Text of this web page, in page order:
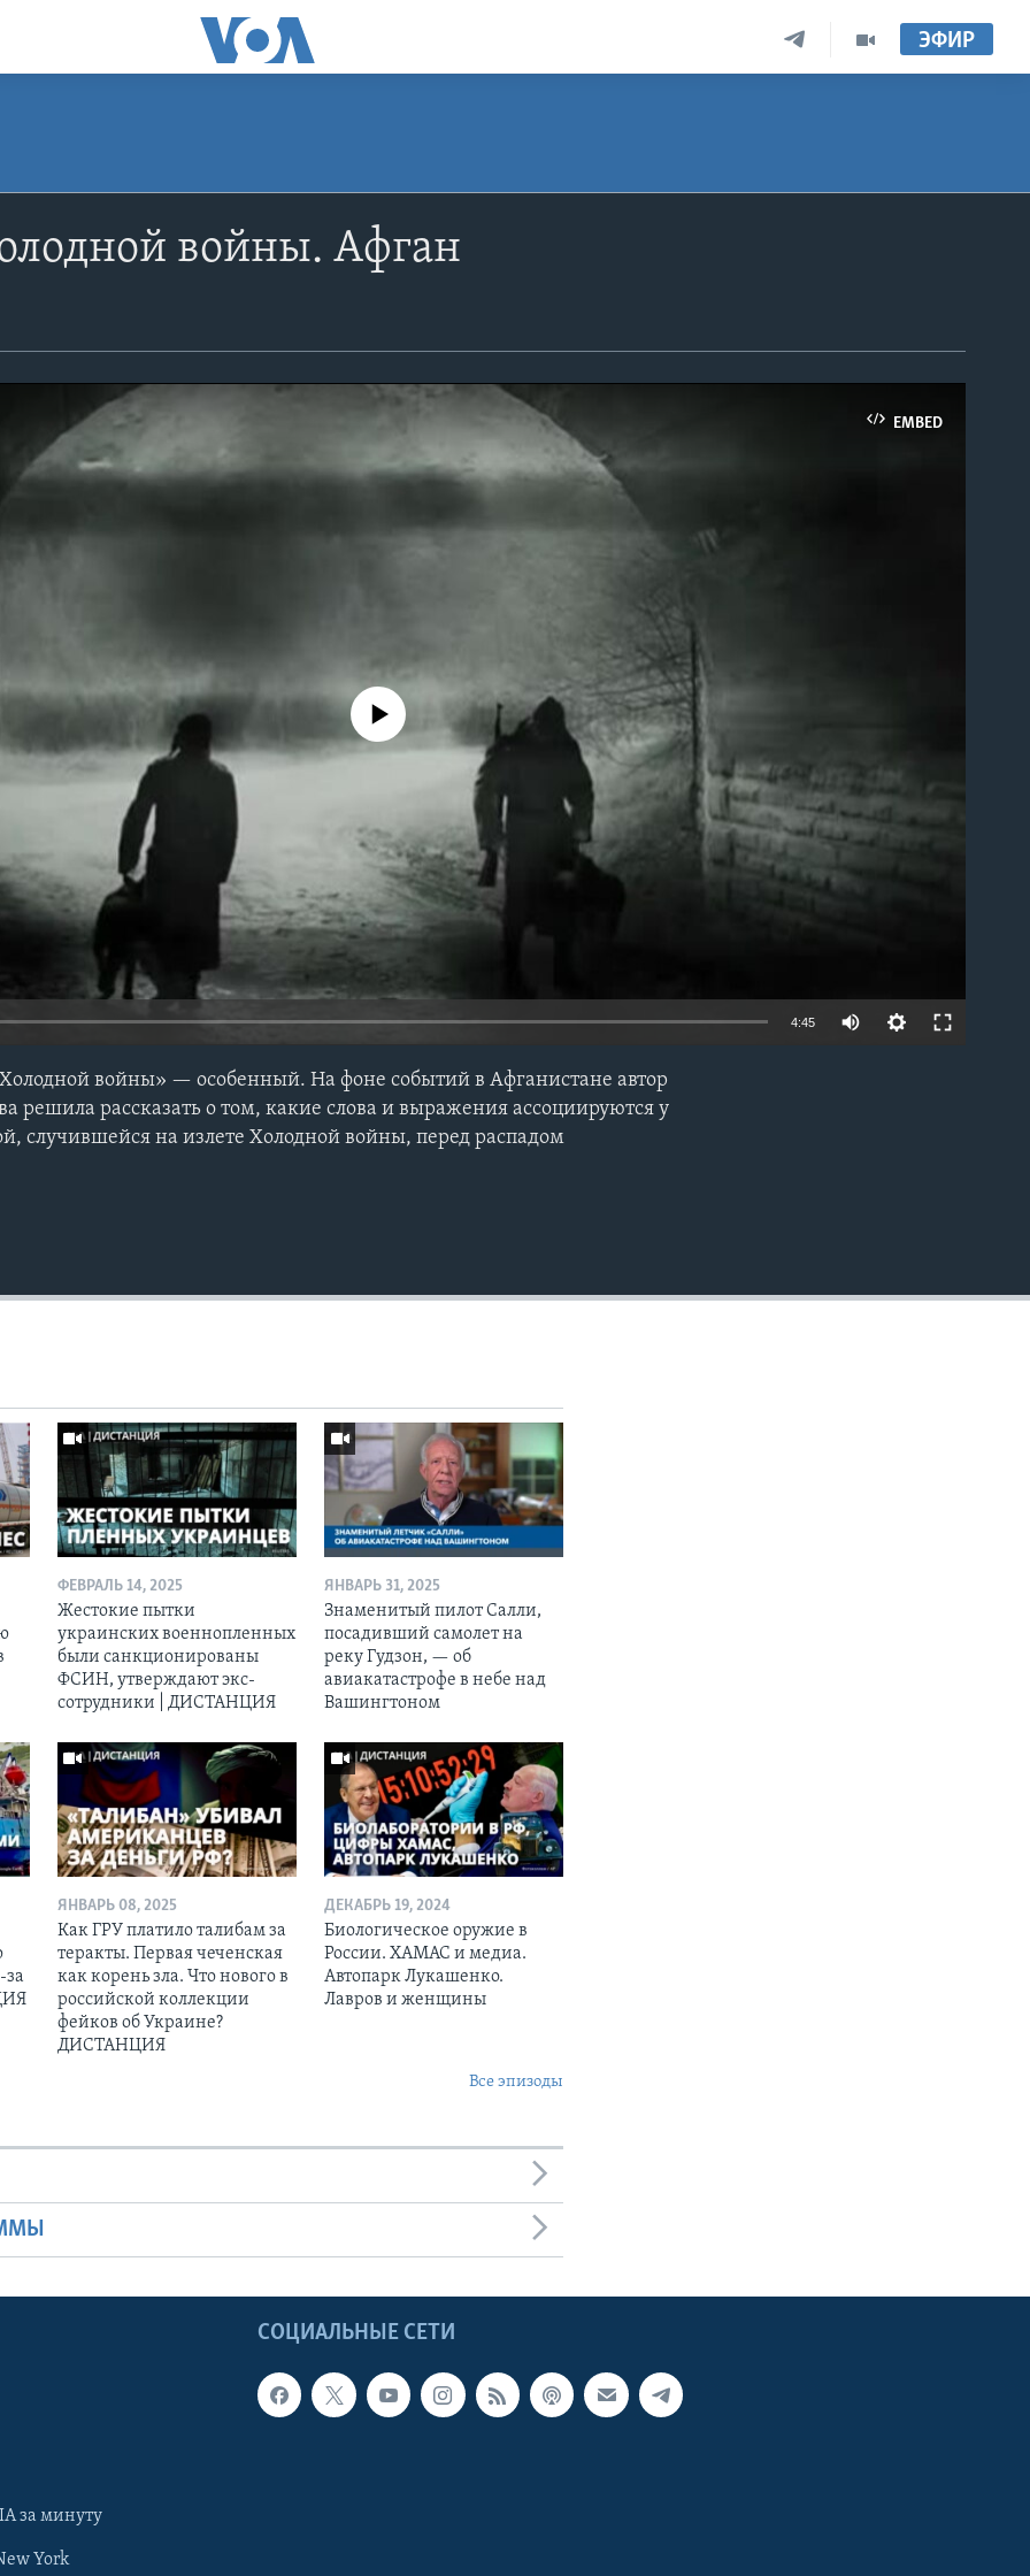
ЭФИР
войны. Афган
EMBED
No media source currently available
4:45
войны» — особенный. На фоне событий в Афганистане автор
решила рассказать о том, какие слова и выражения ассоциируются у
случившейся на излете Холодной войны, перед распадом
ФЕВРАЛЬ 14, 2025
Жестокие пытки
украинских военнопленных
были санкционированы
ФСИН, утверждают экс-
сотрудники | ДИСТАНЦИЯ
ЯНВАРЬ 31, 2025
Знаменитый пилот Салли,
посадивший самолет на
реку Гудзон, — об
авиакатастрофе в небе над
Вашингтоном
за
ЯНВАРЬ 08, 2025
Как ГРУ платило талибам за
теракты. Первая чеченская
как корень зла. Что нового в
российской коллекции
фейков об Украине?
ДИСТАНЦИЯ
ДЕКАБРЬ 19, 2024
Биологическое оружие в
России. ХАМАС и медиа.
Автопарк Лукашенко.
Лавров и женщины
Все эпизоды
СОЦИАЛЬНЫЕ СЕТИ
за минуту
York